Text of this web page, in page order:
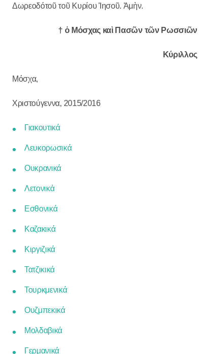
Δωρεοδότοῦ τοῦ Κυρίου Ἱησοῦ. Ἀμὴν.
† ὁ Μόσχας καὶ Πασῶν τῶν Ρωσσιῶν
Κύριλλος
Μόσχα,
Χριστούγεννα, 2015/2016
Γιακουτικά
Λευκορωσικά
Ουκρανικά
Λετονικἀ
Εσθονικά
Καζακικά
Κιργιζικά
Τατζικικά
Τουρκμενικά
Ουζμπεκικά
Μολδαβικά
Γερμανικά